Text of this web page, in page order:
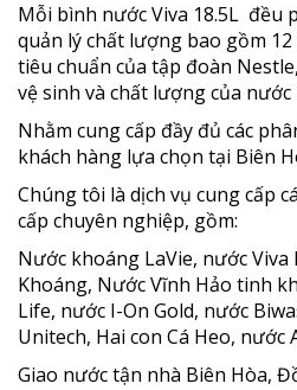
Mỗi bình nước Viva 18.5L đều
quản lý chất lượng bao gồm
tiêu chuẩn của tập đoàn
vệ sinh và chất lượng của nước
Nhằm cung cấp đầy đủ các
khách hàng lựa chọn tại Biên
Chúng tôi là dịch vụ cung cấp
cấp chuyên nghiệp, gồm:
Nước khoáng LaVie, nước Viva
Khoáng, Nước Vĩnh Hảo tinh
Life, nước I-On Gold, nước
Unitech, Hai con Cá Heo, nước
Giao nước tận nhà Biên Hòa,